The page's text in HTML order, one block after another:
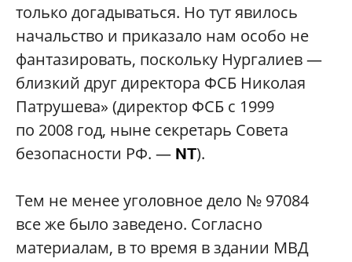
только догадываться. Но тут явилось
начальство и приказало нам особо не
фантазировать, поскольку Нургалиев —
близкий друг директора ФСБ Николая
Патрушева» (директор ФСБ с 1999
по 2008 год, ныне секретарь Совета
безопасности РФ. — NT).
Тем не менее уголовное дело № 97084
все же было заведено. Согласно
материалам, в то время в здании МВД